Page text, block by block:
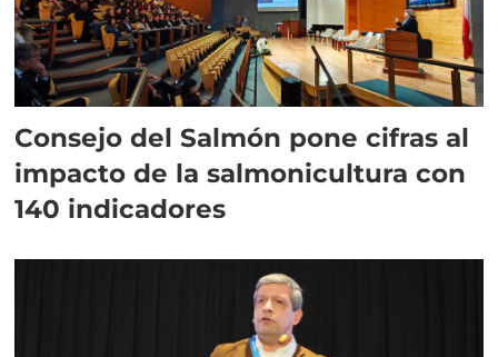
Consejo del Salmón pone cifras al
impacto de la salmonicultura con
140 indicadores